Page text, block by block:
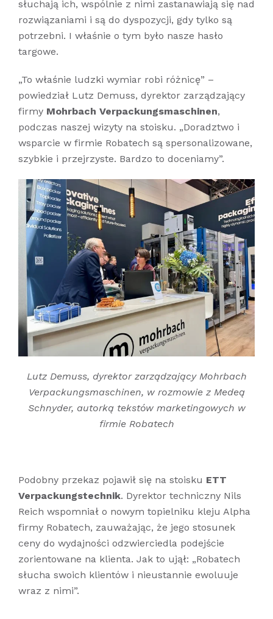
słuchają ich, wspólnie z nimi zastanawiają się nad
rozwiązaniami i są do dyspozycji, gdy tylko są
potrzebni. I właśnie o tym było nasze hasło
targowe.
„To właśnie ludzki wymiar robi różnicę” –
powiedział Lutz Demuss, dyrektor zarządzający
firmy Mohrbach Verpackungsmaschinen,
podczas naszej wizyty na stoisku. „Doradztwo i
wsparcie w firmie Robatech są spersonalizowane,
szybkie i przejrzyste. Bardzo to doceniamy”.
Lutz Demuss, dyrektor zarządzający Mohrbach
Verpackungsmaschinen, w rozmowie z Medeą
Schnyder, autorką tekstów marketingowych w
firmie Robatech
Podobny przekaz pojawił się na stoisku ETT
Verpackungstechnik. Dyrektor techniczny Nils
Reich wspomniał o nowym topielniku kleju Alpha
firmy Robatech, zauważając, że jego stosunek
ceny do wydajności odzwierciedla podejście
zorientowane na klienta. Jak to ujął: „Robatech
słucha swoich klientów i nieustannie ewoluuje
wraz z nimi”.